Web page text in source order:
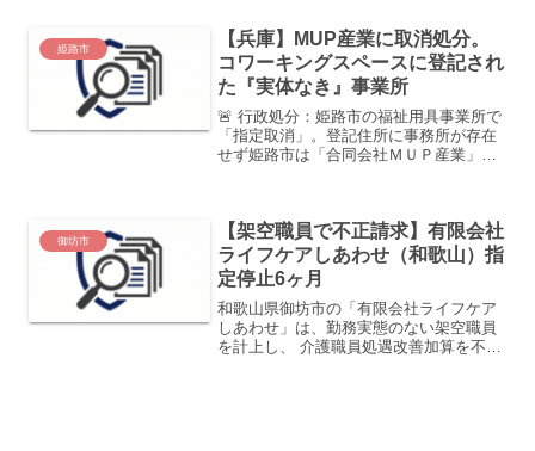
法に基づく6箇月間の指...
姫路市
【兵庫】MUP産業に取消処分。
コワーキングスペースに登記され
た『実体なき』事業所
🚨 行政処分：姫路市の福祉用具事業所で
「指定取消」。登記住所に事務所が存在
せず姫路市は「合同会社ＭＵＰ産業」に
らず、運営の実体がない...
御坊市
【架空職員で不正請求】有限会社
ライフケアしあわせ（和歌山）指
定停止6ヶ月
和歌山県御坊市の「有限会社ライフケア
しあわせ」は、勤務実態のない架空職員
を計上し、 介護職員処遇改善加算を不正